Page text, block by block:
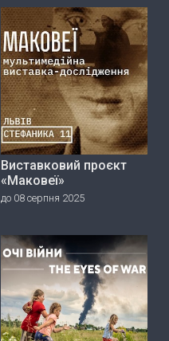
Виставковий проєкт
«Маковеї»
до 08 серпня 2025